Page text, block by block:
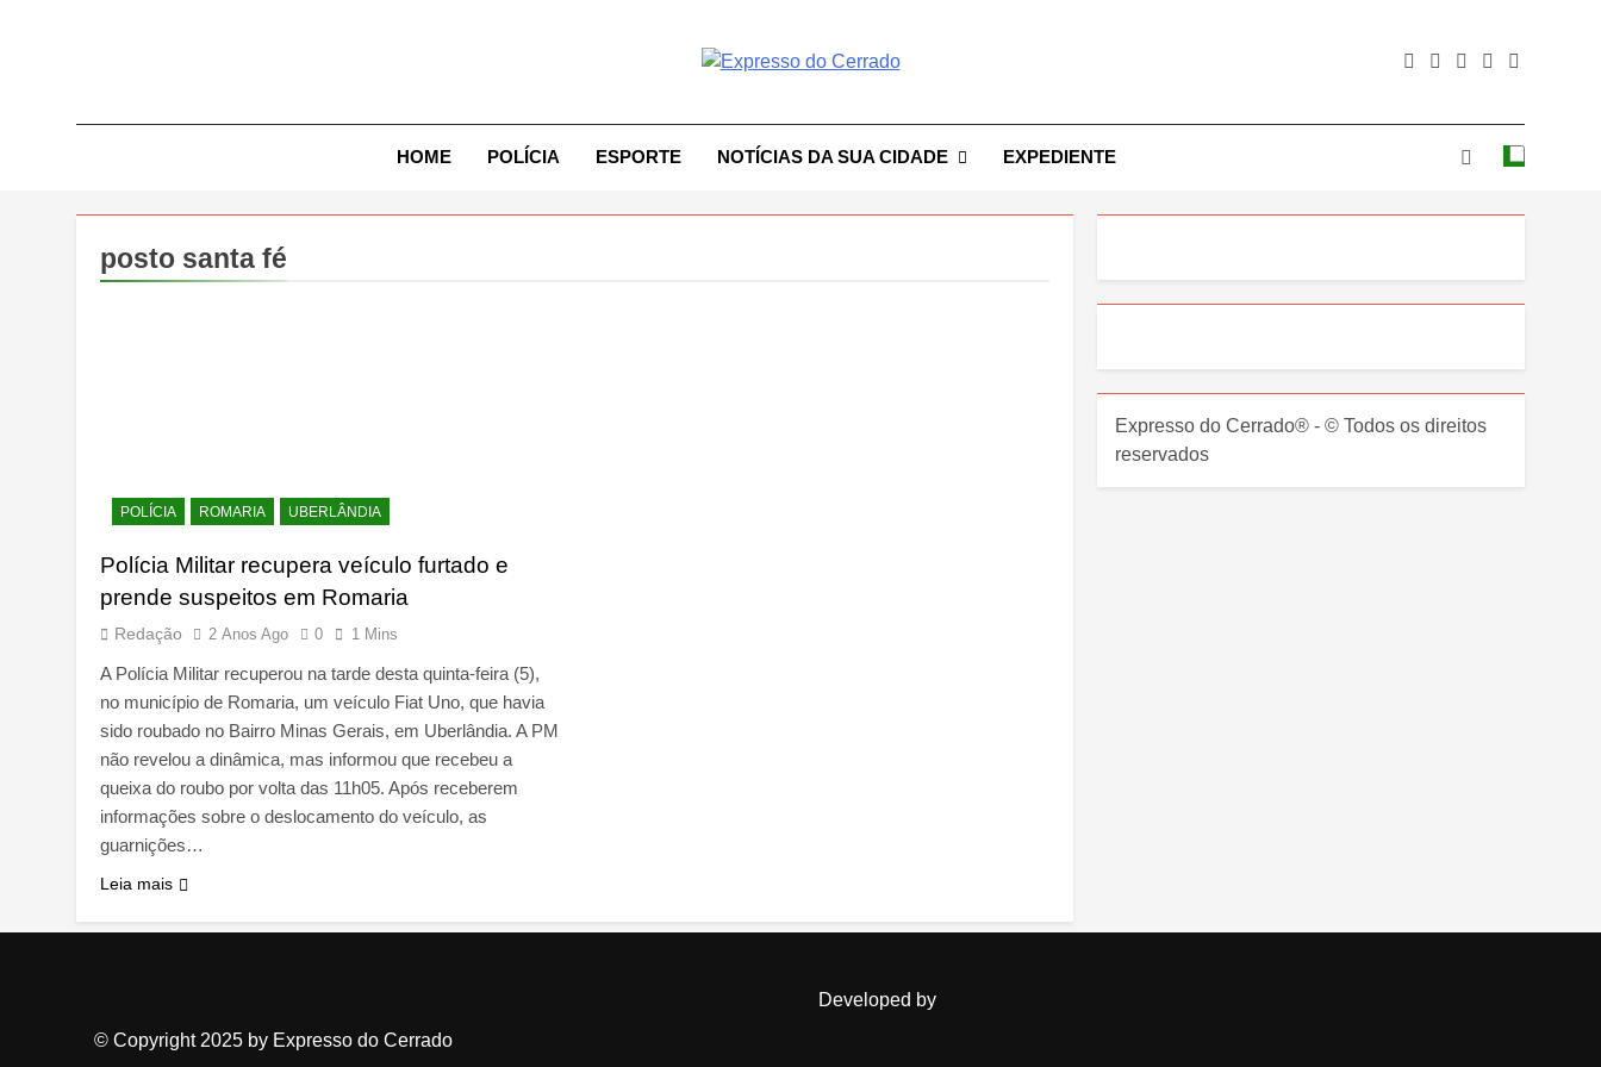
HOME POLÍCIA ESPORTE NOTÍCIAS DA SUA CIDADE EXPEDIENTE
posto santa fé
POLÍCIA ROMARIA UBERLÂNDIA
Polícia Militar recupera veículo furtado e
prende suspeitos em Romaria
Redação 2 Anos Ago 0 1 Mins
A Polícia Militar recuperou na tarde desta quinta-feira (5),
no município de Romaria, um veículo Fiat Uno, que havia
sido roubado no Bairro Minas Gerais, em Uberlândia. A PM
não revelou a dinâmica, mas informou que recebeu a
queixa do roubo por volta das 11h05. Após receberem
informações sobre o deslocamento do veículo, as
guarnições…
Leia mais
Expresso do Cerrado® - © Todos os direitos
reservados
© Copyright 2025 by Expresso do Cerrado
Developed by